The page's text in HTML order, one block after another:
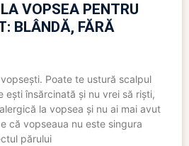
VOPSEA PENTRU
BLÂNDĂ, FĂRĂ
Poate te ustură scalpul
ești însărcinată și nu vrei să riști,
la vopsea și nu ai mai avut
că vopseaua nu este singura
părului